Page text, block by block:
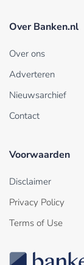
Over Banken.nl
Over ons
Adverteren
Nieuwsarchief
Contact
Voorwaarden
Disclaimer
Privacy Policy
Terms of Use